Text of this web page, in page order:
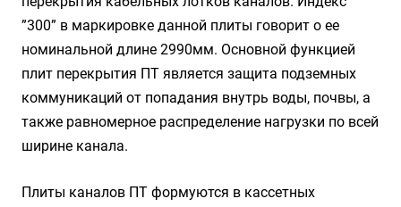
”300” в маркировке данной плиты говорит о ее
номинальной длине 2990мм. Основной функцией
плит перекрытия ПТ является защита подземных
коммуникаций от попадания внутрь воды, почвы, а
также равномерное распределение нагрузки по всей
ширине канала.
Плиты каналов ПТ формуются в кассетных